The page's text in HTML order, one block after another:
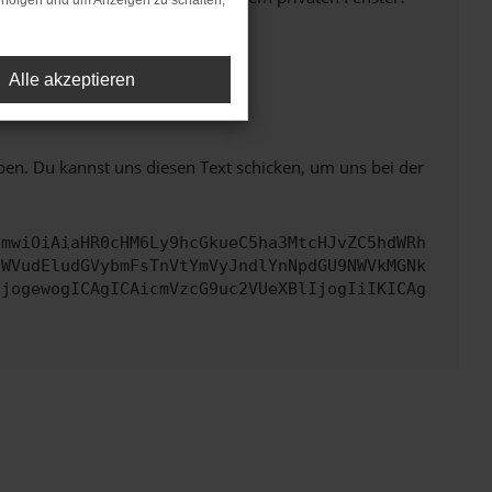
mehr unterstützt werden.
Du kannst uns diesen Text schicken, um uns bei der
Alle akzeptieren